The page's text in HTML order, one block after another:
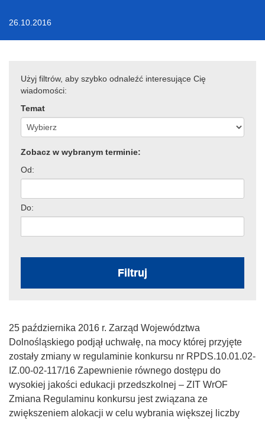
26.10.2016
Użyj filtrów, aby szybko odnaleźć interesujące Cię
wiadomości:
Temat
Zobacz w wybranym terminie:
Od:
Do:
Filtruj
25 października 2016 r. Zarząd Województwa
Dolnośląskiego podjął uchwałę, na mocy której przyjęte
zostały zmiany w regulaminie konkursu nr RPDS.10.01.02-
IZ.00-02-117/16 Zapewnienie równego dostępu do
wysokiej jakości edukacji przedszkolnej – ZIT WrOF
Zmiana Regulaminu konkursu jest związana ze
zwiększeniem alokacji w celu wybrania większej liczby